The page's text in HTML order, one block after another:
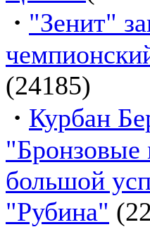
· "Зенит"
(24185)
· Курбан
"Бронзовые
большой
"Рубина"